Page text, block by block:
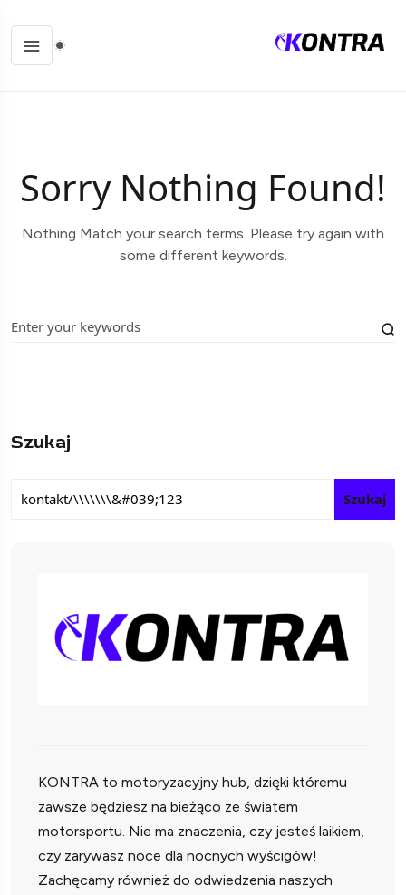
Sorry Nothing Found!
Nothing Match your search terms. Please try again with
some different keywords.
Szukaj
Szukaj
KONTRA to motoryzacyjny hub, dzięki któremu
zawsze będziesz na bieżąco ze światem
motorsportu. Nie ma znaczenia, czy jesteś laikiem,
czy zarywasz noce dla nocnych wyścigów!
Zachęcamy również do odwiedzenia naszych